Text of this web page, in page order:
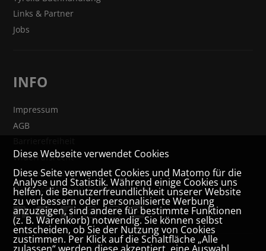
Links & Partner
Jobs
INFO
Impressum
AGB
Widerrufsrecht
VERTRAG WIDERRUFEN
Datenschutz- und Cookieerklärung
Diese Webseite verwendet Cookies
Diese Seite verwendet Cookies und Matomo für die
Analyse und Statistik. Während einige Cookies uns
helfen, die Benutzerfreundlichkeit unserer Website
zu verbessern oder personalisierte Werbung
anzuzeigen, sind andere für bestimmte Funktionen
(z. B. Warenkorb) notwendig. Sie können selbst
entscheiden, ob Sie der Nutzung von Cookies
zustimmen. Per Klick auf die Schaltfläche „Alle